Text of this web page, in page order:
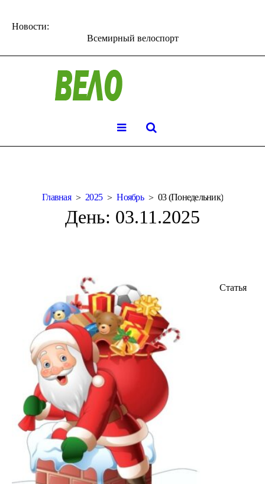
Новости:
Всемирный велоспорт
Главная 2025 Ноябрь 03 (Понедельник)
День: 03.11.2025
Статья